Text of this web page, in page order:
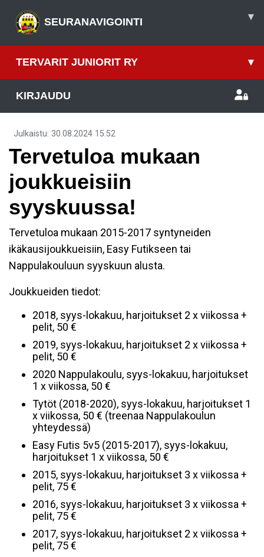
SEURANAVIGOINTI ▾
TERVARIT JUNIORIT RY ▾
KIRJAUDU
Julkaistu: 30.08.2024 15.52
Tervetuloa mukaan
joukkueisiin
syyskuussa!
Tervetuloa mukaan 2015-2017 syntyneiden
ikäkausijoukkueisiin, Easy Futikseen tai
Nappulakouluun syyskuun alusta.
Joukkueiden tiedot:
2018, syys-lokakuu, harjoitukset 2 x viikossa +
pelit, 50 €
2019, syys-lokakuu, harjoitukset 2 x viikossa +
pelit, 50 €
2020 Nappulakoulu, syys-lokakuu, harjoitukset
1 x viikossa, 50 €
Tytöt (2018-2020), syys-lokakuu, harjoitukset 1
x viikossa, 50 € (treenaa Nappulakoulun
yhteydessä)
Easy Futis 5v5 (2015-2017), syys-lokakuu,
harjoitukset 1 x viikossa, 50 €
2015, syys-lokakuu, harjoitukset 3 x viikossa +
pelit, 75 €
2016, syys-lokakuu, harjoitukset 3 x viikossa +
pelit, 75 €
2017, syys-lokakuu, harjoitukset 2 x viikossa +
pelit, 75 €